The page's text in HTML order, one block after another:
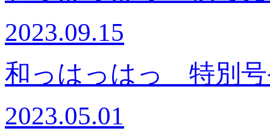
2023.09.15
和っはっはっ 特別号
2023.05.01